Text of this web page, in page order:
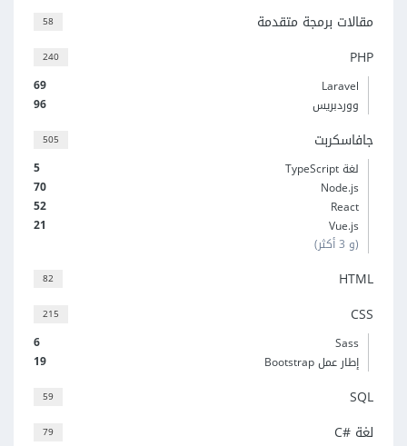
58 مقالات برمجة متقدمة
240 PHP
69
Laravel
96
ووردبريس
505 جافاسكربت
5
لغة TypeScript
70
Node.js
52
React
21
Vue.js
(و 3 أكثر)
82 HTML
215 CSS
6
Sass
19
إطار عمل Bootstrap
59 SQL
79 لغة C#‎